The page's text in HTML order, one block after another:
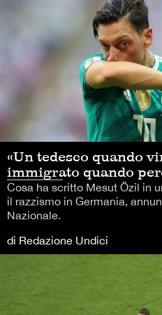
«Un tedesco quando
immigrato quando
Cosa ha scritto Mesut Özil in
il razzismo in Germania,
Nazionale.
di Redazione Undici